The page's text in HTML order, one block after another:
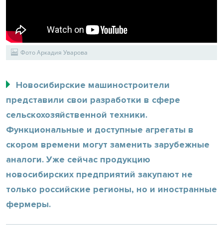
Фото Аркадия Уварова
Новосибирские машиностроители
представили свои разработки в сфере
сельскохозяйственной техники.
Функциональные и доступные агрегаты в
скором времени могут заменить зарубежные
аналоги. Уже сейчас продукцию
новосибирских предприятий закупают не
только российские регионы, но и иностранные
фермеры.